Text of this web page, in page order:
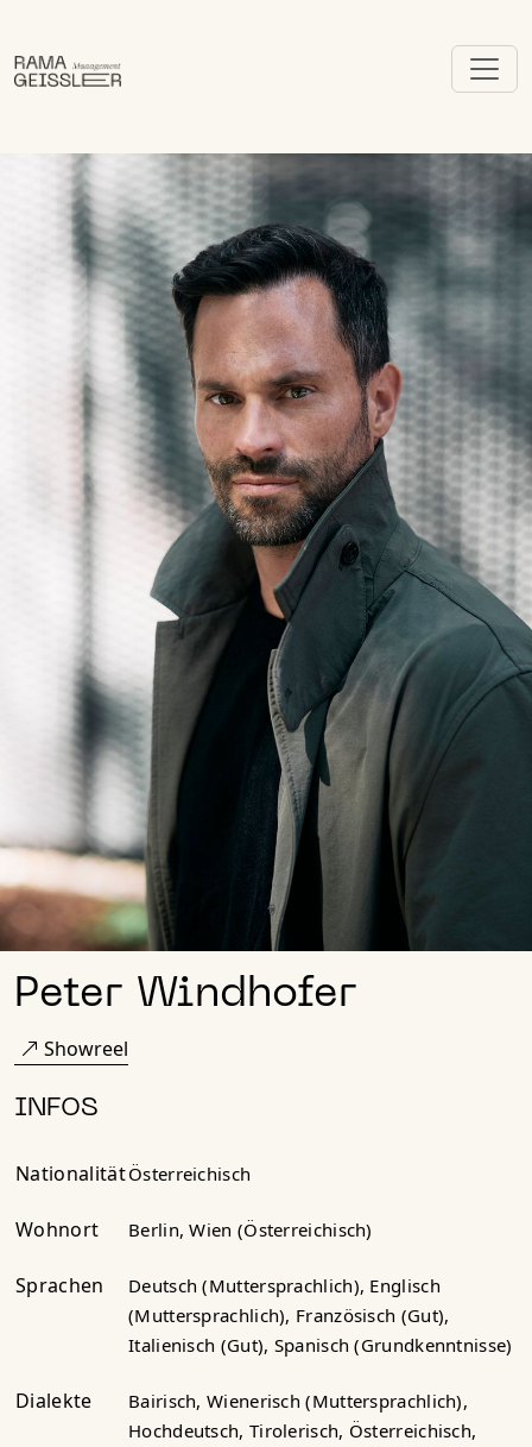
Peter Windhofer
Showreel
INFOS
NationalitätÖsterreichisch
Wohnort Berlin, Wien (Österreichisch)
Sprachen
Deutsch (Muttersprachlich), Englisch
(Muttersprachlich), Französisch (Gut),
Italienisch (Gut), Spanisch (Grundkenntnisse)
Dialekte
Bairisch, Wienerisch (Muttersprachlich),
Hochdeutsch, Tirolerisch, Österreichisch,